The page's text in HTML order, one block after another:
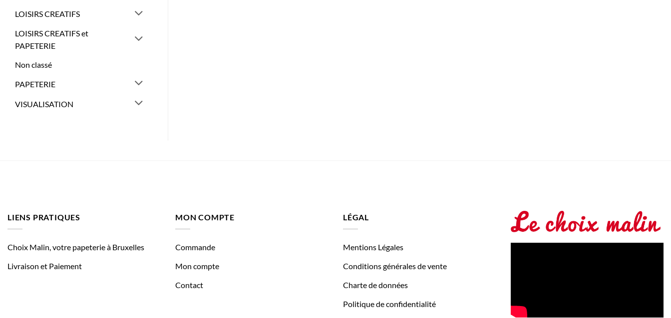
LOISIRS CREATIFS
LOISIRS CREATIFS et
PAPETERIE
Non classé
PAPETERIE
VISUALISATION
LIENS PRATIQUES
Choix Malin, votre papeterie à Bruxelles
Livraison et Paiement
MON COMPTE
Commande
Mon compte
Contact
LÉGAL
Mentions Légales
Conditions générales de vente
Charte de données
Politique de confidentialité